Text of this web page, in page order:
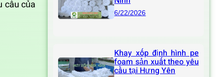
cầu của
6/22/2026
Khay xốp định hình pe
foam sản xuất theo yêu
cầu tại Hưng Yên